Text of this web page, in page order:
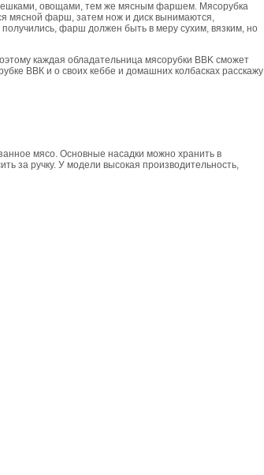
овощами, тем же мясным фаршем. Мясорубка
мясной фарш, затем нож и диск вынимаются,
получились, фарш должен быть в меру сухим, вязким, но
каждая обладательница мясорубки BBK сможет
ВВК и о своих кеббе и домашних колбасках расскажу
мясо. Основные насадки можно хранить в
за ручку. У модели высокая производительность,